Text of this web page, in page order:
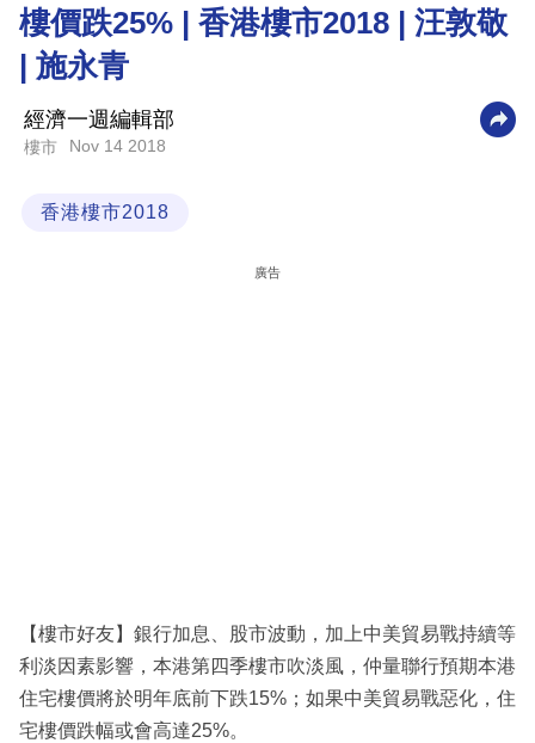
商
科
技
場
樓價跌25% | 香港樓市2018 | 汪敦敬
| 施永青
經濟一週編輯部
樓市 Nov 14 2018
香港樓市2018
廣告
【樓市好友】銀行加息、股市波動，加上中美貿易戰持續等
利淡因素影響，本港第四季樓市吹淡風，仲量聯行預期本港
住宅樓價將於明年底前下跌15%；如果中美貿易戰惡化，住
宅樓價跌幅或會高達25%。